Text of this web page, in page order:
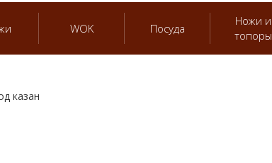
WOK Посуда
Ножи и
топоры
казан